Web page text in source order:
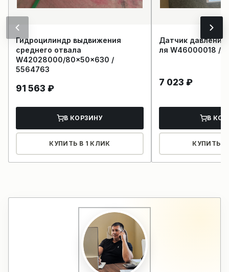
Гидроцилиндр выдвижения
среднего отвала
W42028000/80x50x630 /
5564763
91 563 ₽
В КОРЗИНУ
КУПИТЬ В 1 КЛИК
Датчик давления
ля W46000018 /
7 023 ₽
В
КУПИТЬ В